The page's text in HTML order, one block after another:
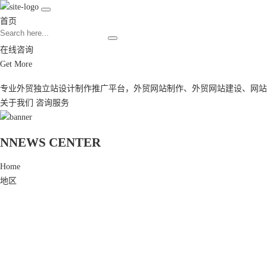
首页
在线咨询
Get More
专业外贸独立站设计制作推广平台， 外贸网站制作、 外贸网站建设、 网
关于我们
咨询服务
NNEWS CENTER
Home
地区